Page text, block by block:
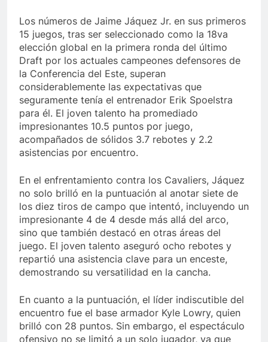
Los números de Jaime Jáquez Jr. en sus primeros
15 juegos, tras ser seleccionado como la 18va
elección global en la primera ronda del último
Draft por los actuales campeones defensores de
la Conferencia del Este, superan
considerablemente las expectativas que
seguramente tenía el entrenador Erik Spoelstra
para él. El joven talento ha promediado
impresionantes 10.5 puntos por juego,
acompañados de sólidos 3.7 rebotes y 2.2
asistencias por encuentro.
En el enfrentamiento contra los Cavaliers, Jáquez
no solo brilló en la puntuación al anotar siete de
los diez tiros de campo que intentó, incluyendo un
impresionante 4 de 4 desde más allá del arco,
sino que también destacó en otras áreas del
juego. El joven talento aseguró ocho rebotes y
repartió una asistencia clave para un enceste,
demostrando su versatilidad en la cancha.
En cuanto a la puntuación, el líder indiscutible del
encuentro fue el base armador Kyle Lowry, quien
brilló con 28 puntos. Sin embargo, el espectáculo
ofensivo no se limitó a un solo jugador, ya que